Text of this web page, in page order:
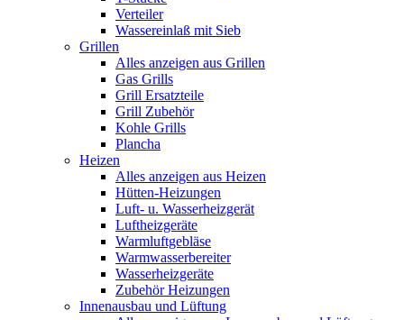
Verteiler
Wassereinlaß mit Sieb
Grillen
Alles anzeigen aus Grillen
Gas Grills
Grill Ersatzteile
Grill Zubehör
Kohle Grills
Plancha
Heizen
Alles anzeigen aus Heizen
Hütten-Heizungen
Luft- u. Wasserheizgerät
Luftheizgeräte
Warmluftgebläse
Warmwasserbereiter
Wasserheizgeräte
Zubehör Heizungen
Innenausbau und Lüftung